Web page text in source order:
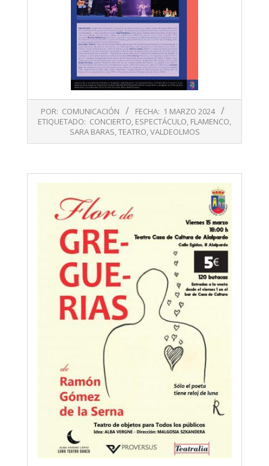
03-
POR: COMUNICACIÓN FECHA: 1 MARZO 2024
ETIQUETADO: CONCIERTO, ESPECTÁCULO, FLAMENCO,
SARA BARAS,TEATRO,VALDEOLMOS